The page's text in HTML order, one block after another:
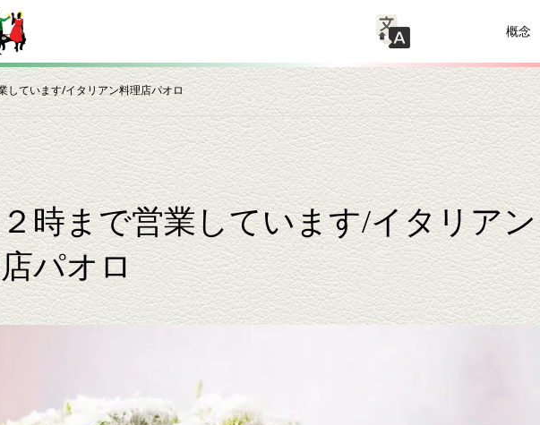
概念
しています/イタリアン料理店パオロ
時まで営業しています/イタリアン
パオロ